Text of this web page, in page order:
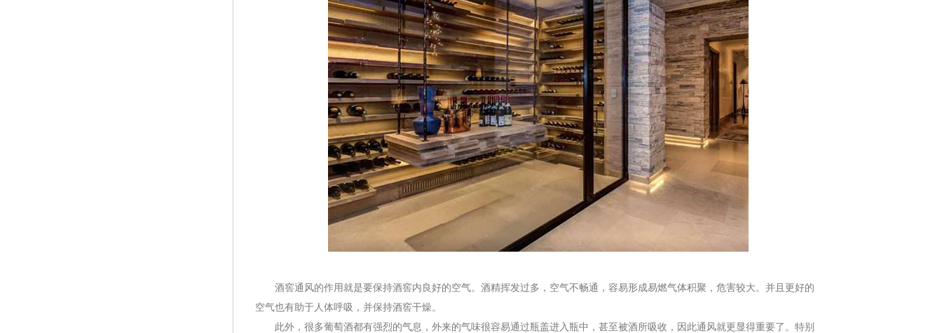
酒窖通风的作用就是要保持酒窖内良好的空气。酒精挥发过多，空气不畅通，容易形成易燃气体积聚，危害较大。并且更好的
空气也有助于人体呼吸，并保持酒窖干燥。
此外，很多葡萄酒都有强烈的气息，外来的气味很容易通过瓶盖进入瓶中，甚至被酒所吸收，因此通风就更显得重要了。特别